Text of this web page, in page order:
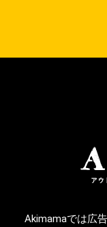
Akimamaでは広